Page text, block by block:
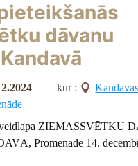
dāvanu
kur :
Kandavas
veidlapa ZIEMASSVĒTKU
Promenādē 14.